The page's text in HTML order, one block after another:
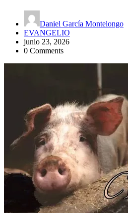
Daniel García Montelongo
EVANGELIO
junio 23, 2026
0 Comments